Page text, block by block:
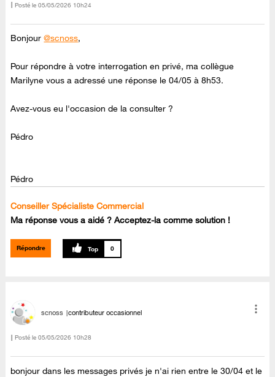
Posté le ‎05/05/2026 10h24
Bonjour@scnoss,
Pour répondre à votre interrogation en privé, ma collègue
Marilyne vous a adressé une réponse le 04/05 à 8h53.
Avez-vous eu l'occasion de la consulter ?
Pédro
Pédro
Conseiller Spécialiste Commercial
Ma réponse vous a aidé ? Acceptez-la comme solution !
Répondre 0
scnoss contributeur occasionnel
Posté le ‎05/05/2026 10h28
bonjour dans les messages privés je n'ai rien entre le 30/04 et le